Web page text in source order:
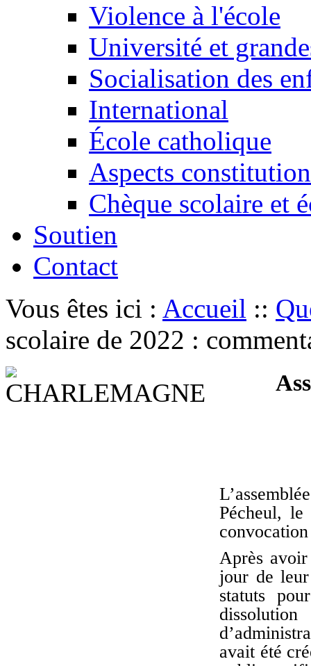
Violence à l'école
Université et
Socialisation des
International
École catholique
Aspects
Chèque scolaire et
Soutien
Contact
Vous êtes ici : Accueil ::
scolaire de 2022 :
Pécheul,
Après
jour de
statuts
avait été